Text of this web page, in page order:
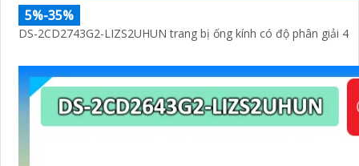
5%-35%
DS-2CD2743G2-LIZS2UHUN trang bị ống kính có độ phân giải 4